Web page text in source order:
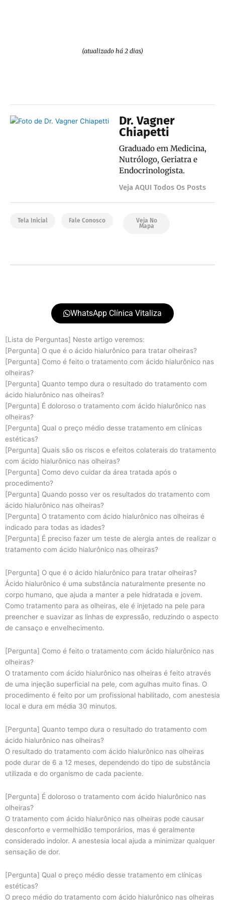
(atualizado há 2 dias)
Dr. Vagner
Chiapetti
Graduado em Medicina,
Nutrólogo, Geriatra e
Endocrinologista.
Veja AQUI Todos Os Posts
Tela Inicial Fale Conosco Veja No
Mapa
WhatsApp Clínica Vitaliza
[Lista de Perguntas] Neste artigo veremos:
[Pergunta] O que é o ácido hialurônico para tratar olheiras?
[Pergunta] Como é feito o tratamento com ácido hialurônico nas
olheiras?
[Pergunta] Quanto tempo dura o resultado do tratamento com
ácido hialurônico nas olheiras?
[Pergunta] É doloroso o tratamento com ácido hialurônico nas
olheiras?
[Pergunta] Qual o preço médio desse tratamento em clínicas
estéticas?
[Pergunta] Quais são os riscos e efeitos colaterais do tratamento
com ácido hialurônico nas olheiras?
[Pergunta] Como devo cuidar da área tratada após o
procedimento?
[Pergunta] Quando posso ver os resultados do tratamento com
ácido hialurônico nas olheiras?
[Pergunta] O tratamento com ácido hialurônico nas olheiras é
indicado para todas as idades?
[Pergunta] É preciso fazer um teste de alergia antes de realizar o
tratamento com ácido hialurônico nas olheiras?
[Pergunta] O que é o ácido hialurônico para tratar olheiras?
Ácido hialurônico é uma substância naturalmente presente no
corpo humano, que ajuda a manter a pele hidratada e jovem.
Como tratamento para as olheiras, ele é injetado na pele para
preencher e suavizar as linhas de expressão, reduzindo o aspecto
de cansaço e envelhecimento.
[Pergunta] Como é feito o tratamento com ácido hialurônico nas
olheiras?
O tratamento com ácido hialurônico nas olheiras é feito através
de uma injeção superficial na pele, com agulhas muito finas. O
procedimento é feito por um profissional habilitado, com anestesia
local e dura em média 30 minutos.
[Pergunta] Quanto tempo dura o resultado do tratamento com
ácido hialurônico nas olheiras?
O resultado do tratamento com ácido hialurônico nas olheiras
pode durar de 6 a 12 meses, dependendo do tipo de substância
utilizada e do organismo de cada paciente.
[Pergunta] É doloroso o tratamento com ácido hialurônico nas
olheiras?
O tratamento com ácido hialurônico nas olheiras pode causar
desconforto e vermelhidão temporários, mas é geralmente
considerado indolor. A anestesia local ajuda a minimizar qualquer
sensação de dor.
[Pergunta] Qual o preço médio desse tratamento em clínicas
estéticas?
O preço médio do tratamento com ácido hialurônico nas olheiras